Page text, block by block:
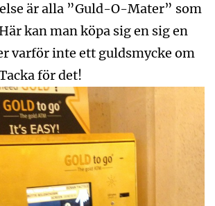
är alla ”Guld-O-Mater” som
kan man köpa sig en sig en
varför inte ett guldsmycke om
för det!